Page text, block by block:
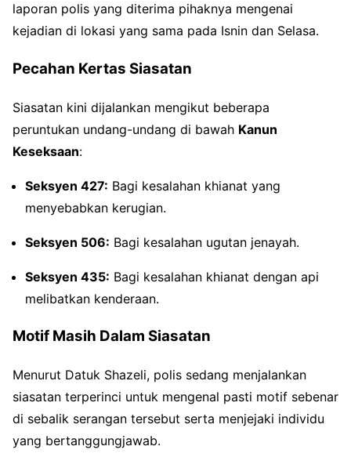
laporan polis yang diterima pihaknya mengenai
kejadian di lokasi yang sama pada Isnin dan Selasa.
Pecahan Kertas Siasatan
Siasatan kini dijalankan mengikut beberapa
peruntukan undang-undang di bawah Kanun
Keseksaan:
Seksyen 427: Bagi kesalahan khianat yang
menyebabkan kerugian.
Seksyen 506: Bagi kesalahan ugutan jenayah.
Seksyen 435: Bagi kesalahan khianat dengan api
melibatkan kenderaan.
Motif Masih Dalam Siasatan
Menurut Datuk Shazeli, polis sedang menjalankan
siasatan terperinci untuk mengenal pasti motif sebenar
di sebalik serangan tersebut serta menjejaki individu
yang bertanggungjawab.